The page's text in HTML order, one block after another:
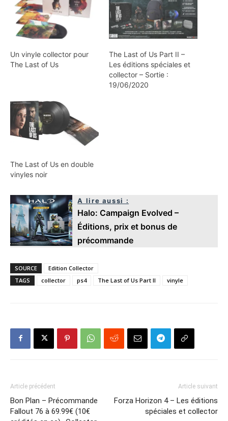
Un vinyle collector pour
The Last of Us
The Last of Us Part II –
Les éditions spéciales et
collector – Sortie :
19/06/2020
The Last of Us en double
vinyles noir
A lire aussi :
Halo: Campaign Evolved –
Éditions, prix et bonus de
précommande
SOURCE
Edition Collector
TAGS
collector ps4 The Last of Us Part II vinyle
Article précédent
Bon Plan – Précommande
Fallout 76 à 69.99€ (10€
Article suivant
Forza Horizon 4 – Les éditions
spéciales et collector